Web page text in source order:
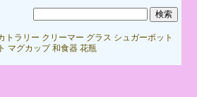
トラリー クリーマー グラス シュガーポット
マグカップ 和食器 花瓶